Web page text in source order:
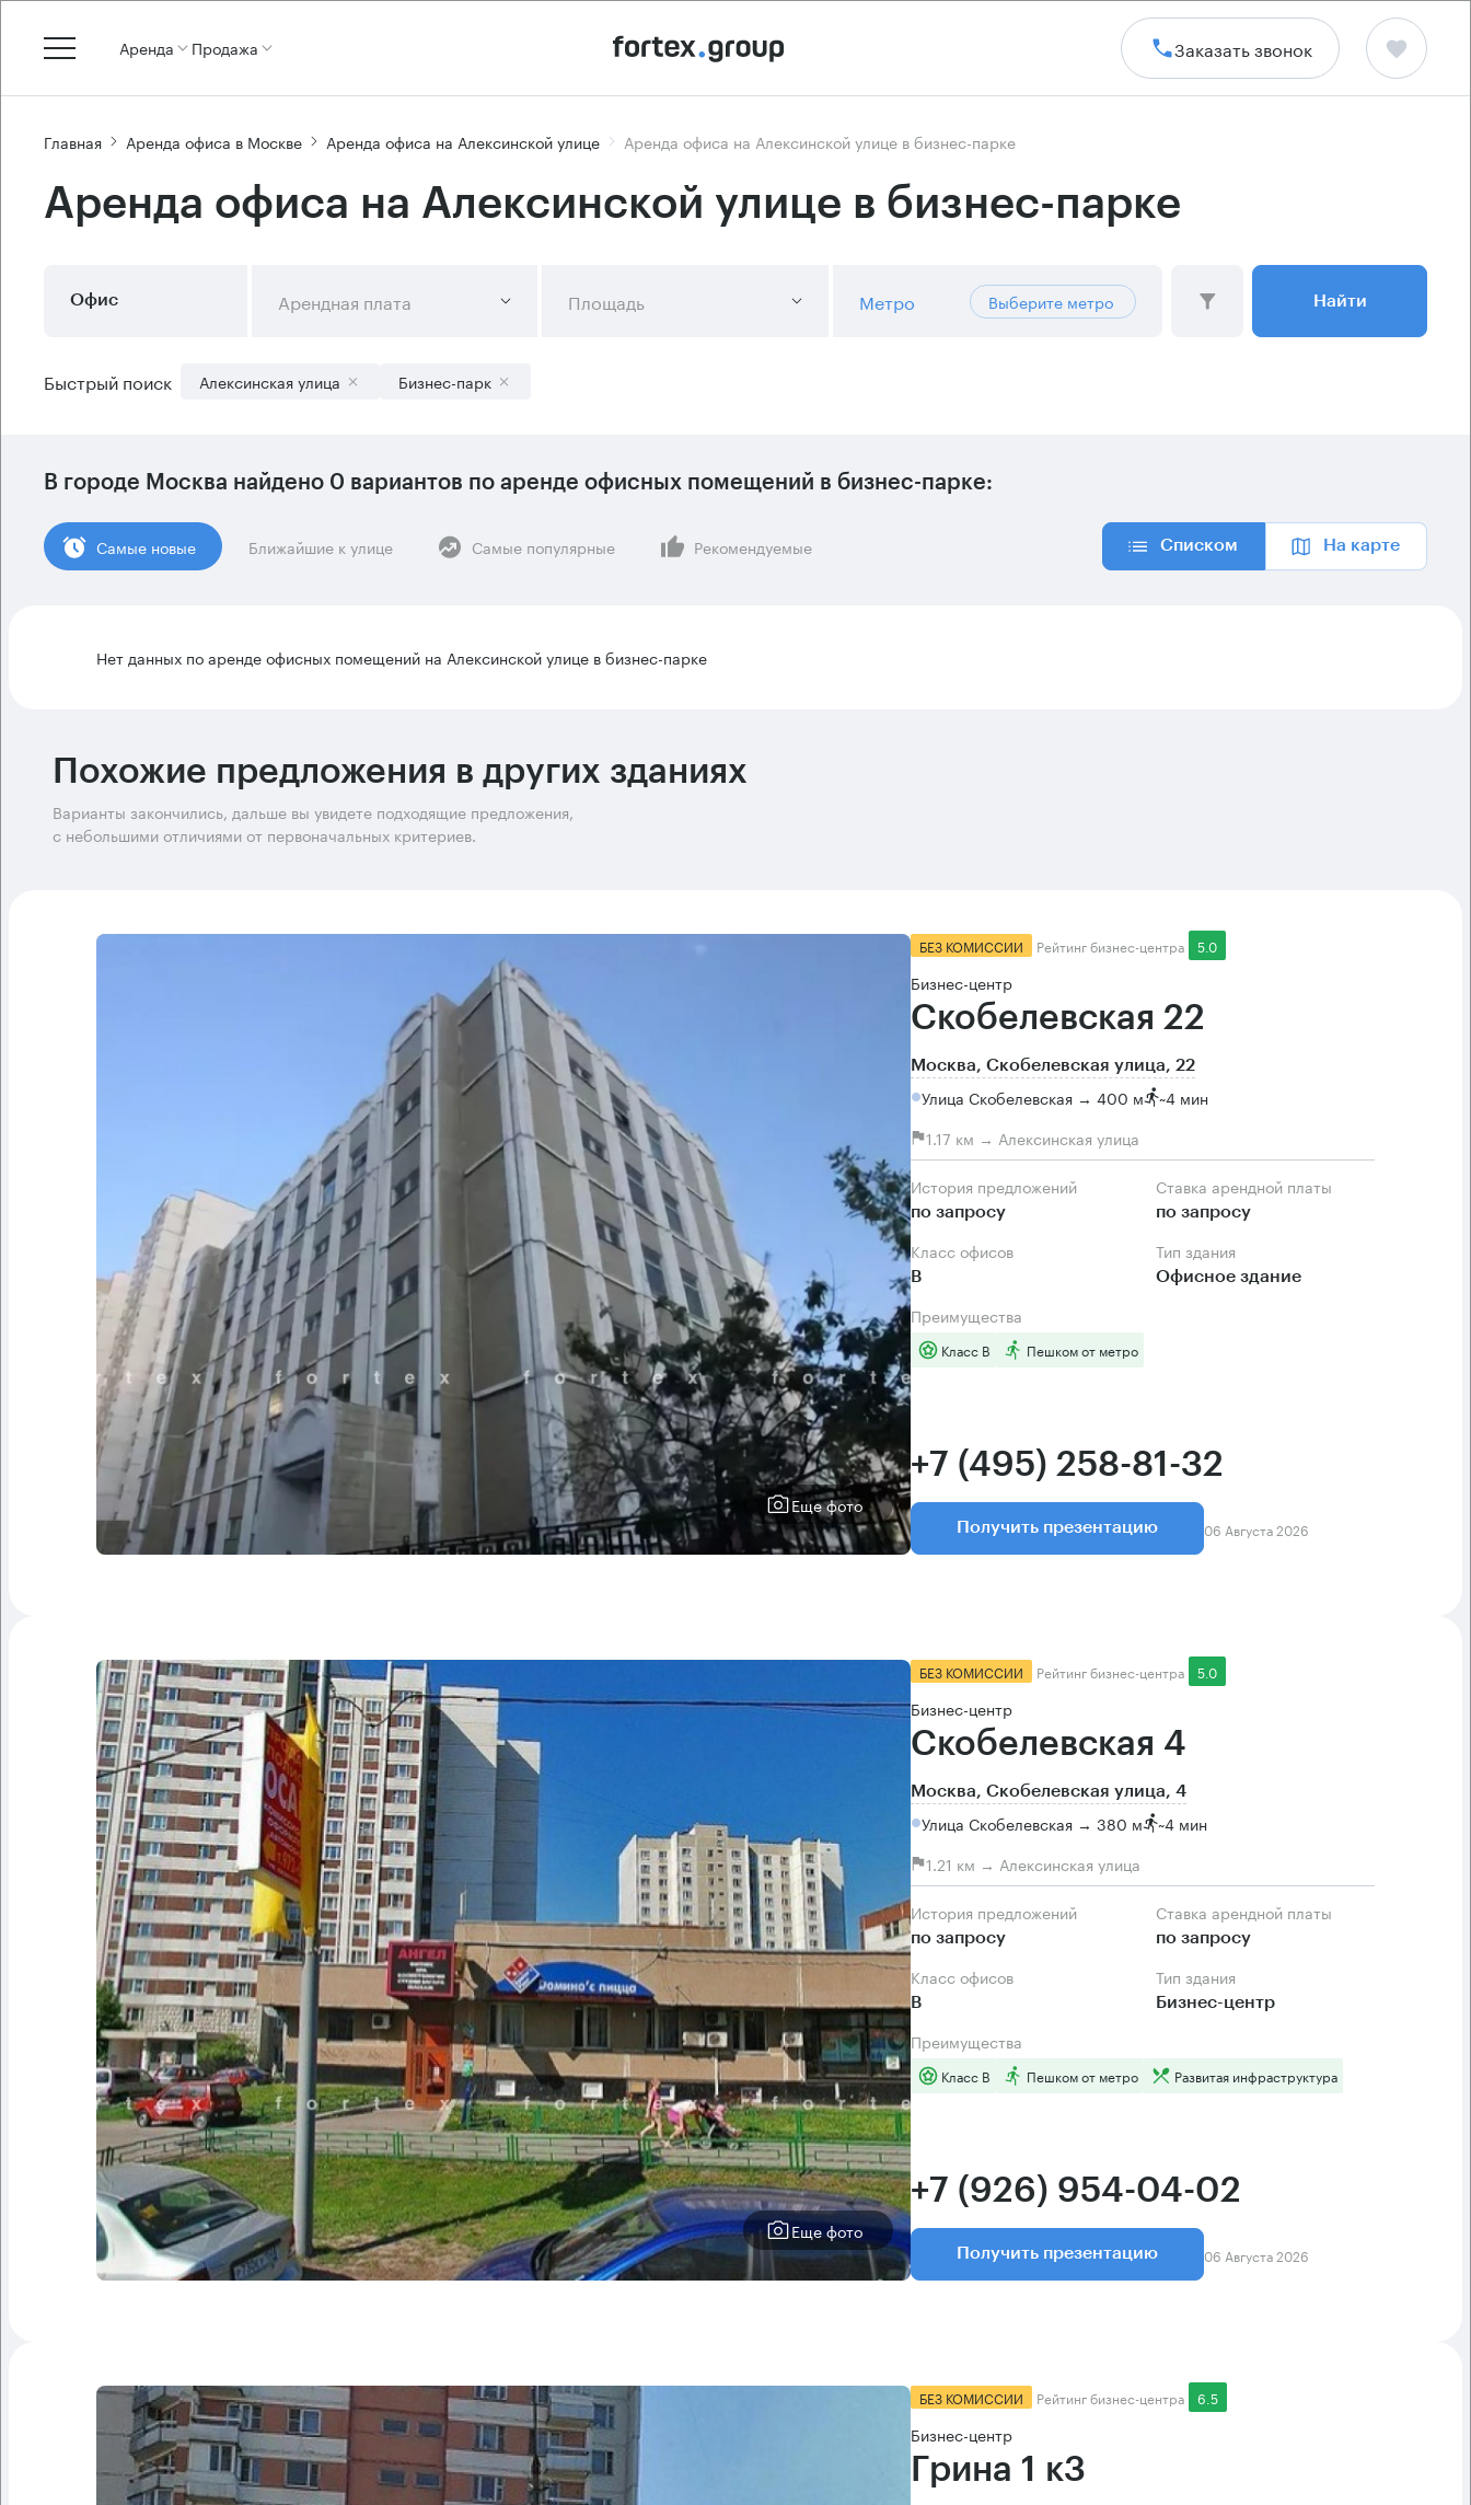
Аренда Продажа Заказать звонок
Главная Аренда офиса в Москве Аренда офиса на Алексинской улице Аренда офиса на Алексинской улице в бизнес-парке
Аренда офиса на Алексинской улице в бизнес-парке
Офис Арендная плата Площадь Метро Выберите метро Найти
Быстрый поиск Алексинская улица Бизнес-парк
В городе Москва найдено 0 вариантов по аренде офисных помещений в бизнес-парке:
Cамые новые Ближайшие к улице Самые популярные Рекомендуемые Списком На карте
Нет данных по аренде офисных помещений на Алексинской улице в бизнес-парке
Похожие предложения в других зданиях
Варианты закончились, дальше вы увидете подходящие предложения,
с небольшими отличиями от первоначальных критериев.
Еще фото
БЕЗ КОМИССИИ Рейтинг бизнес-центра 5.0
Бизнес-центр
Скобелевская 22
Москва, Скобелевская улица, 22
Улица Скобелевская → 400 м ~4 мин
1.17 км → Алексинская улица
История предложений
по запросу
Ставка арендной платы
по запросу
Класс офисов
B
Тип здания
Офисное здание
Преимущества
Класс B Пешком от метро
+7 (495) 258-81-32
Получить презентацию 06 Августа 2026
Еще фото
БЕЗ КОМИССИИ Рейтинг бизнес-центра 5.0
Бизнес-центр
Скобелевская 4
Москва, Скобелевская улица, 4
Улица Скобелевская → 380 м ~4 мин
1.21 км → Алексинская улица
История предложений
по запросу
Ставка арендной платы
по запросу
Класс офисов
B
Тип здания
Бизнес-центр
Преимущества
Класс B Пешком от метро Развитая инфраструктура
+7 (926) 954-04-02
Получить презентацию 06 Августа 2026
БЕЗ КОМИССИИ Рейтинг бизнес-центра 6.5
Бизнес-центр
Грина 1 к3